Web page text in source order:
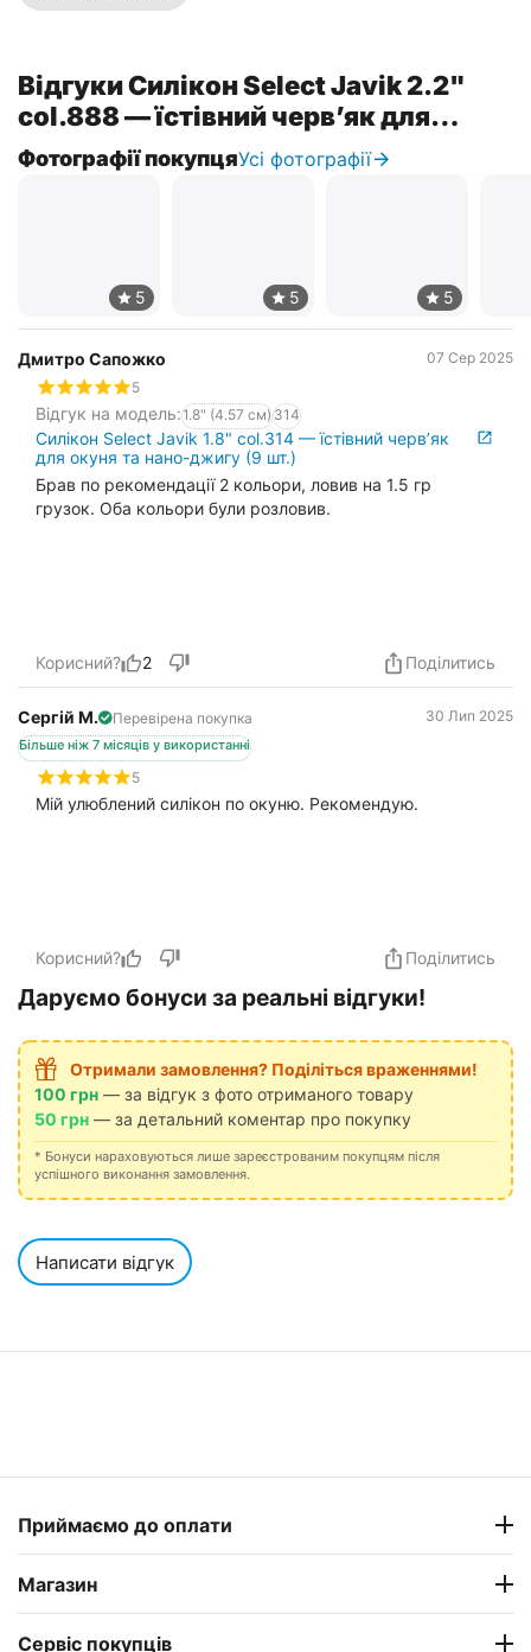
Відгуки Силікон Select Javik 2.2"
col.888 — їстівний черв’як для
окуня та нано-джигу (7 шт.)
Фотографії покупцяУсі фотографії
Дмитро Сапожко
07 Сер 2025
5
Відгук на модель:1.8" (4.57 см) 314
Силікон Select Javik 1.8" col.314 — їстівний черв’як
для окуня та нано-джигу (9 шт.)
Брав по рекомендації 2 кольори, ловив на 1.5 гр
грузок. Оба кольори були розловив.
Корисний? 2 Поділитись
Сергій М. Перевірена покупка
Більше ніж 7 місяців у використанні
30 Лип 2025
5
Мій улюблений силікон по окуню. Рекомендую.
Корисний? Поділитись
Даруємо бонуси за реальні відгуки!
Отримали замовлення? Поділіться враженнями!
100 грн — за відгук з фото отриманого товару
50 грн — за детальний коментар про покупку
* Бонуси нараховуються лише зареєстрованим покупцям після
успішного виконання замовлення.
Написати відгук
Приймаємо до оплати
Магазин
Сервіс покупців